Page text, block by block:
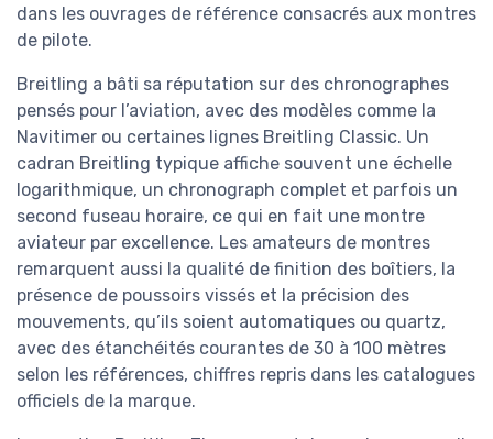
dans les ouvrages de référence consacrés aux montres
de pilote.
Breitling a bâti sa réputation sur des chronographes
pensés pour l’aviation, avec des modèles comme la
Navitimer ou certaines lignes Breitling Classic. Un
cadran Breitling typique affiche souvent une échelle
logarithmique, un chronograph complet et parfois un
second fuseau horaire, ce qui en fait une montre
aviateur par excellence. Les amateurs de montres
remarquent aussi la qualité de finition des boîtiers, la
présence de poussoirs vissés et la précision des
mouvements, qu’ils soient automatiques ou quartz,
avec des étanchéités courantes de 30 à 100 mètres
selon les références, chiffres repris dans les catalogues
officiels de la marque.